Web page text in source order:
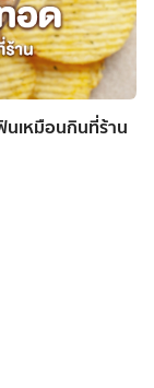
เหมือนกินที่ร้าน